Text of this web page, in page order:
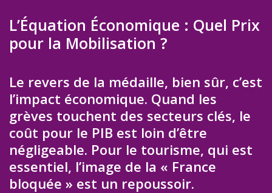
L’Équation Économique : Quel Prix
pour la Mobilisation ?
Le revers de la médaille, bien sûr, c’est
l’impact économique. Quand les
grèves touchent des secteurs clés, le
coût pour le PIB est loin d’être
négligeable. Pour le tourisme, qui est
essentiel, l’image de la « France
bloquée » est un repoussoir.